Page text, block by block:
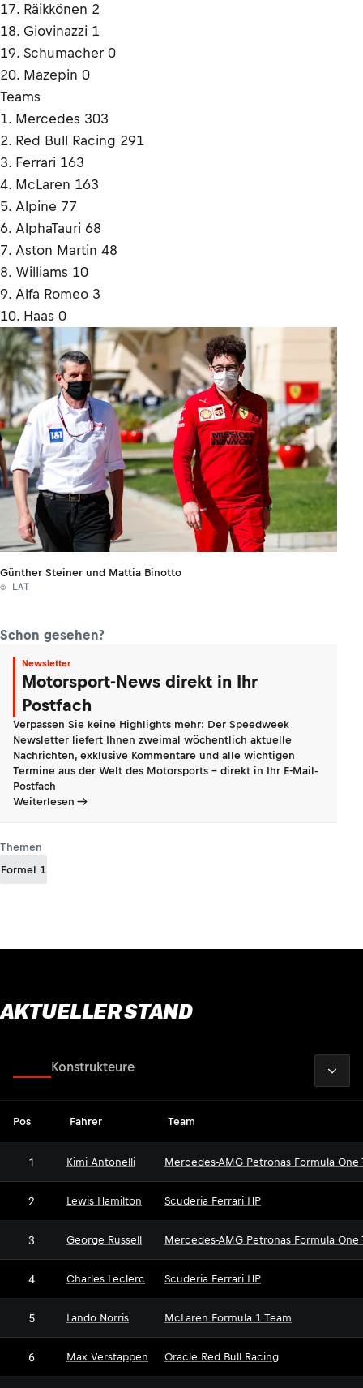
17. Räikkönen 2
18. Giovinazzi 1
19. Schumacher 0
20. Mazepin 0
Teams
1. Mercedes 303
2. Red Bull Racing 291
3. Ferrari 163
4. McLaren 163
5. Alpine 77
6. AlphaTauri 68
7. Aston Martin 48
8. Williams 10
9. Alfa Romeo 3
10. Haas 0
Günther Steiner und Mattia Binotto
© LAT
Schon gesehen?
Newsletter
Motorsport-News direkt in Ihr
Postfach
Verpassen Sie keine Highlights mehr: Der Speedweek
Newsletter liefert Ihnen zweimal wöchentlich aktuelle
Nachrichten, exklusive Kommentare und alle wichtigen
Termine aus der Welt des Motorsports - direkt in Ihr E-Mail-
Postfach
Weiterlesen
Themen
Formel 1
AKTUELLER STAND
Konstrukteure
Pos Fahrer Team
1 Kimi Antonelli Mercedes-AMG Petronas Formula One
2 Lewis Hamilton Scuderia Ferrari HP
3 George Russell Mercedes-AMG Petronas Formula One
4 Charles Leclerc Scuderia Ferrari HP
5 Lando Norris McLaren Formula 1 Team
6 Max Verstappen Oracle Red Bull Racing